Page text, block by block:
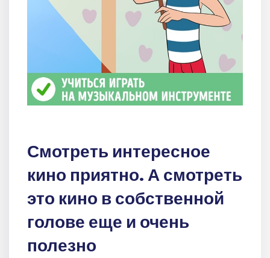
Смотреть интересное
кино приятно. А смотреть
это кино в собственной
голове еще и очень
полезно